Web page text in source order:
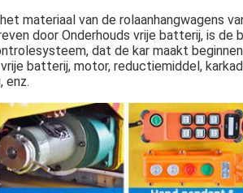
materiaal van de rolaanhangwagens
door Onderhouds vrije batterij, is de
dat de kar maakt
batterij, motor, reductiemiddel,
enz.